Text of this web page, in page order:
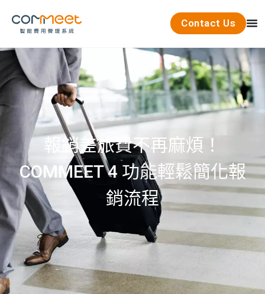
Contact Us
報銷差旅費不再麻煩！
COMMEET 4 功能輕鬆簡化報
銷流程